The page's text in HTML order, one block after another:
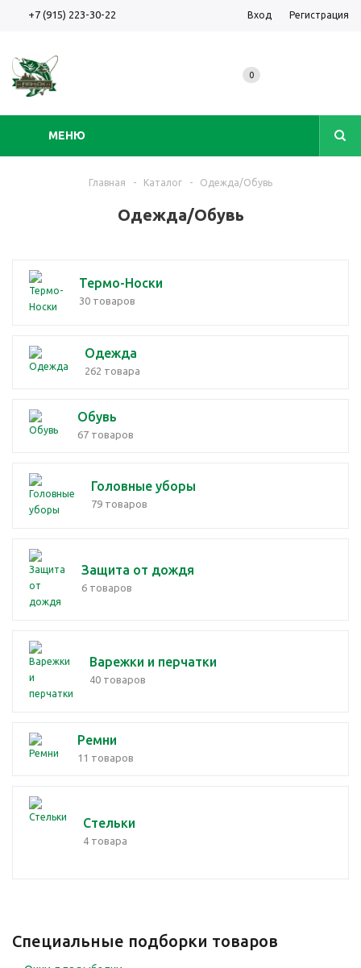
+7 (915) 223-30-22 Вход Регистрация
МЕНЮ
0
Главная - Каталог - Одежда/Обувь
Одежда/Обувь
Термо-Носки
30 товаров
Одежда
262 товара
Обувь
67 товаров
Головные уборы
79 товаров
Защита от дождя
6 товаров
Варежки и перчатки
40 товаров
Ремни
11 товаров
Стельки
4 товара
Специальные подборки товаров